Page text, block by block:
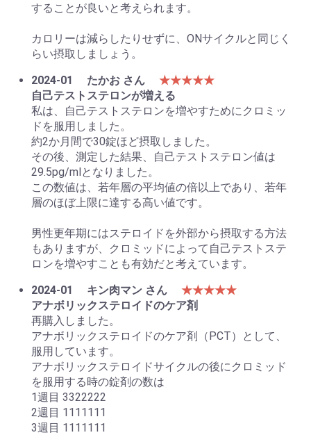
することが良いと考えられます。
カロリーは減らしたりせずに、ONサイクルと同じく
らい摂取しましょう。
2024-01
たかお さん
★★★★★
自己テストステロンが増える
私は、自己テストステロンを増やすためにクロミッ
ドを服用しました。
約2か月間で30錠ほど摂取しました。
その後、測定した結果、自己テストステロン値は
29.5pg/mlとなりました。
この数値は、若年層の平均値の倍以上であり、若年
層のほぼ上限に達する高い値です。
男性更年期にはステロイドを外部から摂取する方法
もありますが、クロミッドによって自己テストステ
ロンを増やすことも有効だと考えています。
2024-01
キン肉マン さん
★★★★★
アナボリックステロイドのケア剤
再購入しました。
アナボリックステロイドのケア剤（PCT）として、
服用しています。
アナボリックステロイドサイクルの後にクロミッド
を服用する時の錠剤の数は
1週目 3322222
2週目 1111111
3週目 1111111